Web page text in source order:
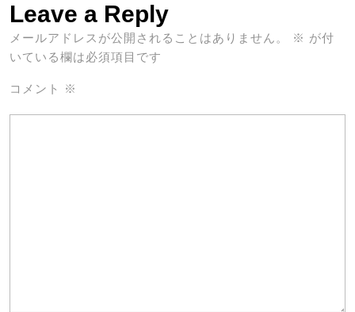
Leave a Reply
メールアドレスが公開されることはありません。 ※ が付
いている欄は必須項目です
コメント ※